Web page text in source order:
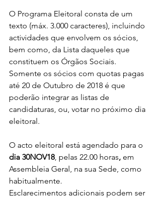
O Programa Eleitoral consta de um
texto (máx. 3.000 caracteres), incluindo
actividades que envolvem os sócios,
bem como, da Lista daqueles que
constituem os Órgãos Sociais.
Somente os sócios com quotas pagas
até 20 de Outubro de 2018 é que
poderão integrar as listas de
candidaturas, ou, votar no próximo dia
eleitoral.
O acto eleitoral está agendado para o
dia 30NOV18, pelas 22.00 horas, em
Assembleia Geral, na sua Sede, como
habitualmente.
Esclarecimentos adicionais podem ser